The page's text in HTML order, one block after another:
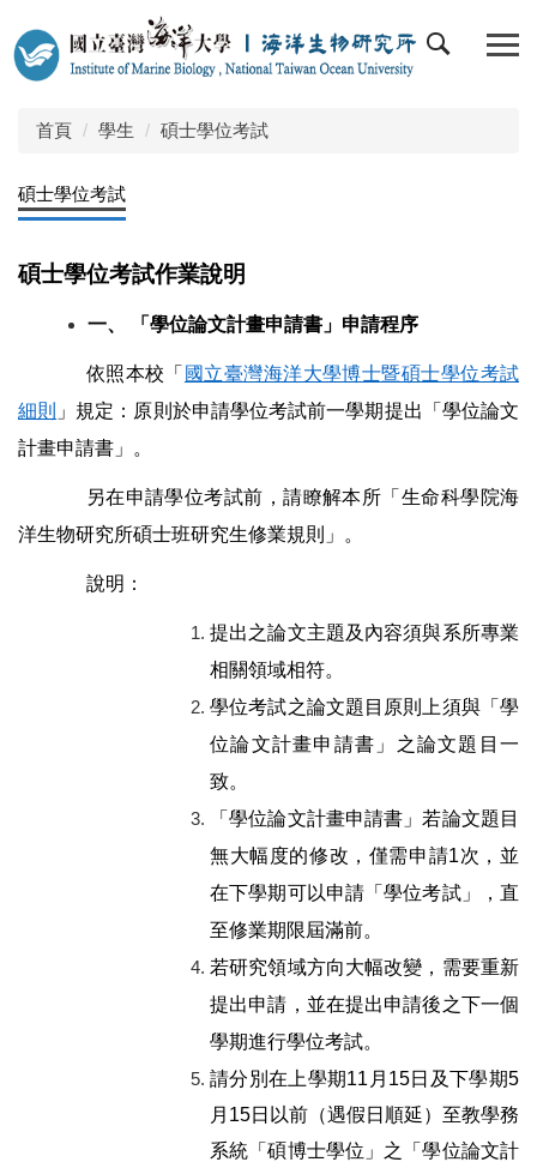
到
主
首頁 學生 碩士學位考試
碩士學位考試
碩士學位考試作業說明
一、 「學位論文計畫申請書」申請程序
依照本校「 國立臺灣海洋大學博士暨碩士學位考試
細則 」規定：原則於申請學位考試前一學期提出「學位論文
計畫申請書」。
另在申請學位考試前，請瞭解本所「生命科學院海
洋生物研究所碩士班研究生修業規則」。
說明：
提出之論文主題及內容須與系所專業
相關領域相符。
學位考試之論文題目原則上須與「學
位論文計畫申請書」之論文題目一
致。
「學位論文計畫申請書」若論文題目
無大幅度的修改，僅需申請1次，並
在下學期可以申請「學位考試」，直
至修業期限屆滿前。
若研究領域方向大幅改變，需要重新
提出申請，並在提出申請後之下一個
學期進行學位考試。
請分別在上學期11 月 15日及下學期5
月 15日以前（遇假日順延）至教學務
系統「碩博士學位」之「學位論文計